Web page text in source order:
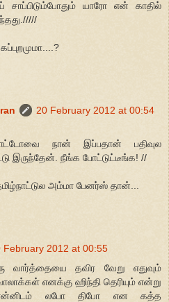
யாரோ என் காதில்
20 February 2012 at 00:54
நான் இப்பதான் பதிவுல
இருந்தேன். நீங்க போட்டுட்டீங்க! //
அம்மா பேனர்ஸ் தான்...
February 2012 at 00:55
தவிர வேறு எதுவும்
எனக்கு ஹிந்தி தெரியும் என்று
லபோ திபோ என கத்த